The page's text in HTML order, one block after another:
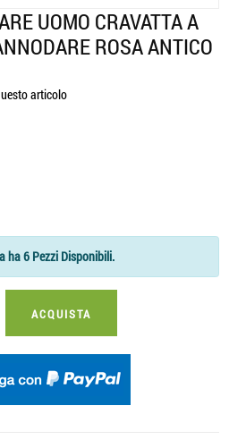
UOMO CRAVATTA A
ROSA ANTICO
articolo
ha 6 Pezzi Disponibili.
ACQUISTA